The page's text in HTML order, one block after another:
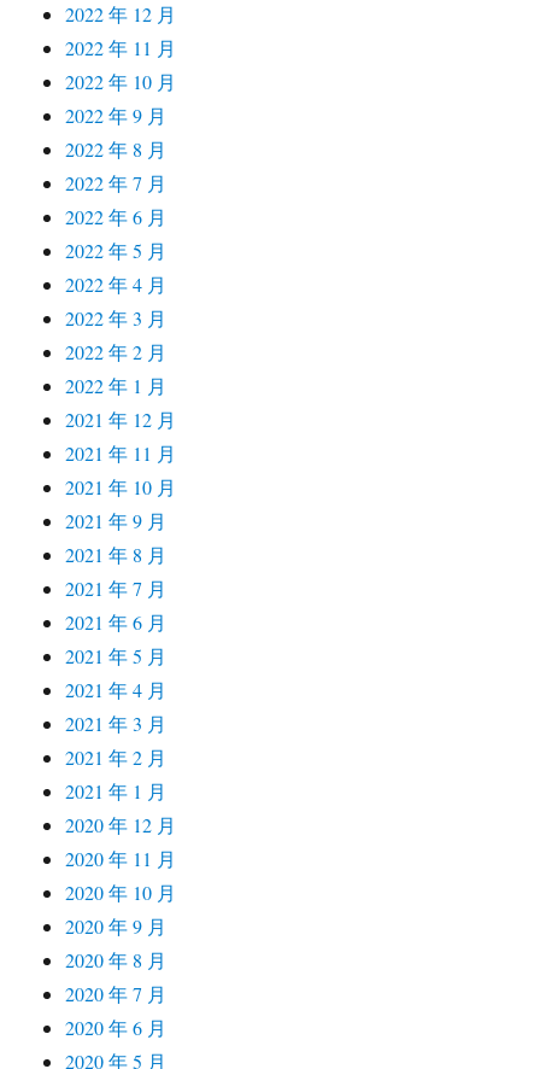
2022 年 12 月
2022 年 11 月
2022 年 10 月
2022 年 9 月
2022 年 8 月
2022 年 7 月
2022 年 6 月
2022 年 5 月
2022 年 4 月
2022 年 3 月
2022 年 2 月
2022 年 1 月
2021 年 12 月
2021 年 11 月
2021 年 10 月
2021 年 9 月
2021 年 8 月
2021 年 7 月
2021 年 6 月
2021 年 5 月
2021 年 4 月
2021 年 3 月
2021 年 2 月
2021 年 1 月
2020 年 12 月
2020 年 11 月
2020 年 10 月
2020 年 9 月
2020 年 8 月
2020 年 7 月
2020 年 6 月
2020 年 5 月